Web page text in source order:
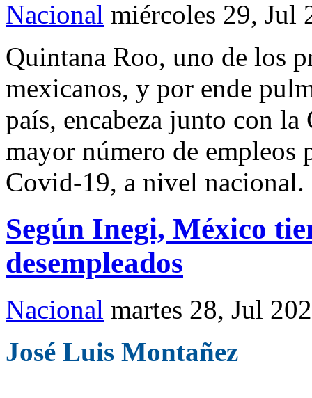
Nacional miércoles 29, Jul
Quintana Roo, uno de los
mexicanos, y por ende
país, encabeza junto con
mayor número de empleos
Covid-19, a nivel nacional.
Según Inegi, México
desempleados
Nacional martes 28, Jul
José Luis Montañez